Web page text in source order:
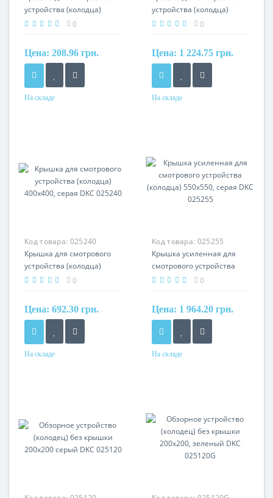
устройства (колодца)
300x300, серая DKC
0
Цена: 208.96 грн.
На складе
устройства (колодца)
400x400, зеленая DKC
0
Цена: 1 224.75 грн.
На складе
Код товара: 025240
Крышка для смотрового
устройства (колодца)
400x400, серая DKC
0
Цена: 692.30 грн.
На складе
Код товара: 025255
Крышка усиленная для
смотрового устройства
(колодца) 550x550, серая
0
Цена: 1 964.20 грн.
На складе